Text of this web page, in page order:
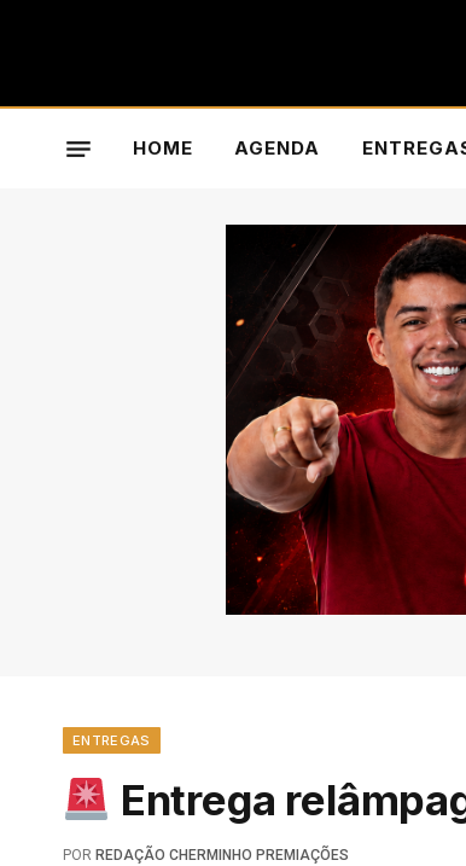
HOME AGENDA
ENTREGAS
Entrega
POR REDAÇÃO CHERMINHO PREMIAÇÕES